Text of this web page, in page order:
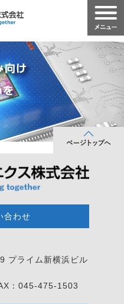
合わせ
プライム新横浜ビル
：045-475-1503